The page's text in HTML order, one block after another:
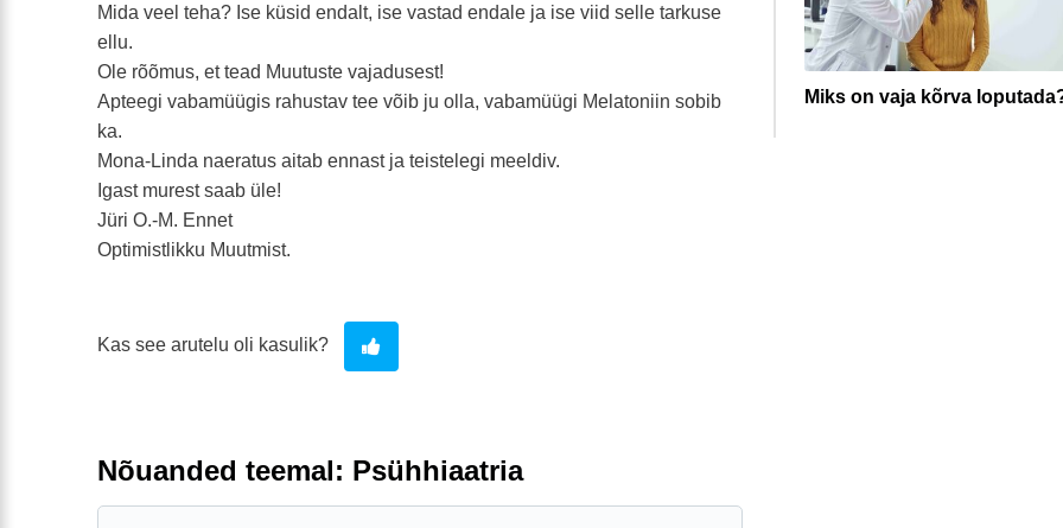
Miks on vaja kõrva
Mida veel teha? Ise küsid endalt, ise vastad endale ja ise viid selle tarkuse
ellu.
Ole rõõmus, et tead Muutuste vajadusest!
Apteegi vabamüügis rahustav tee võib ju olla, vabamüügi Melatoniin sobib
ka.
Mona-Linda naeratus aitab ennast ja teistelegi meeldiv.
Igast murest saab üle!
Jüri O.-M. Ennet
Optimistlikku Muutmist.
Kas see arutelu oli kasulik?
Nõuanded teemal: Psühhiaatria